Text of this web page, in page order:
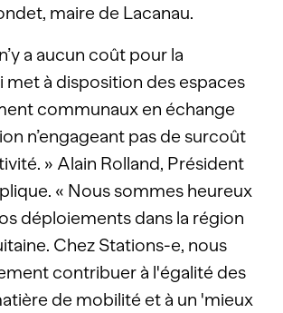
maire de Lacanau.
a aucun coût pour la
à disposition des espaces
communaux en échange
n’engageant pas de surcoût
» Alain Rolland, Président
« Nous sommes heureux
déploiements dans la région
Chez Stations-e, nous
contribuer à l'égalité des
de mobilité et à un 'mieux